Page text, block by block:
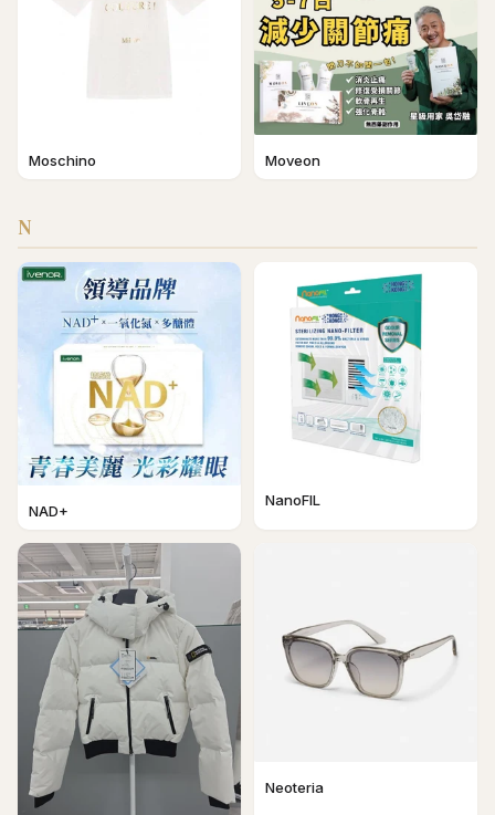
Moschino Moveon
N
NAD+
NanoFIL
Neoteria